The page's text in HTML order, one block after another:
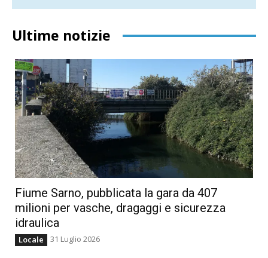
Ultime notizie
Fiume Sarno, pubblicata la gara da 407
milioni per vasche, dragaggi e sicurezza
idraulica
Locale 31 Luglio 2026